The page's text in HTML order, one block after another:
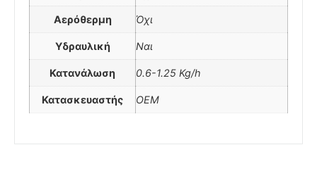
Αερόθερμη Όχι
Υδραυλική Ναι
Κατανάλωση 0.6-1.25 Kg/h
Κατασκευαστής OEM